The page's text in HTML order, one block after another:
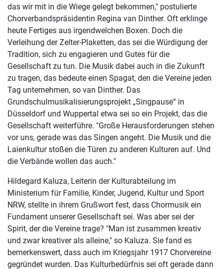
das wir mit in die Wiege gelegt bekommen," postulierte
Chorverbandspräsidentin Regina van Dinther. Oft erklinge
heute Fertiges aus irgendwelchen Boxen. Doch die
Verleihung der Zelter-Plaketten, das sei die Würdigung der
Tradition, sich zu engagieren und Gutes für die
Gesellschaft zu tun. Die Musik dabei auch in die Zukunft
zu tragen, das bedeute einen Spagat, den die Vereine jeden
Tag unternehmen, so van Dinther. Das
Grundschulmusikalisierungsprojekt „Singpause“ in
Düsseldorf und Wuppertal etwa sei so ein Projekt, das die
Gesellschaft weiterführe. "Große Herausforderungen stehen
vor uns, gerade was das Singen angeht. Die Musik und die
Laienkultur stoßen die Türen zu anderen Kulturen auf. Und
die Verbände wollen das auch."
Hildegard Kaluza, Leiterin der Kulturabteilung im
Ministerium für Familie, Kinder, Jugend, Kultur und Sport
NRW, stellte in ihrem Grußwort fest, dass Chormusik ein
Fundament unserer Gesellschaft sei. Was aber sei der
Spirit, der die Vereine trage? "Man ist zusammen kreativ
und zwar kreativer als alleine," so Kaluza. Sie fand es
bemerkenswert, dass auch im Kriegsjahr 1917 Chorvereine
gegründet wurden. Das Kulturbedürfnis sei oft gerade dann